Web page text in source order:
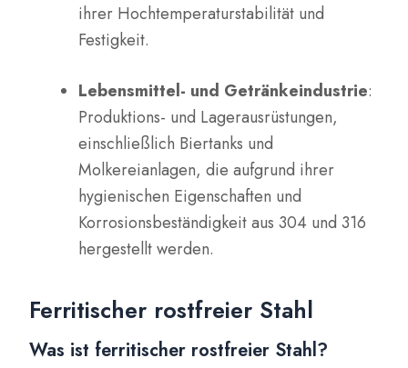
ihrer Hochtemperaturstabilität und
Festigkeit.
Lebensmittel- und Getränkeindustrie:
Produktions- und Lagerausrüstungen,
einschließlich Biertanks und
Molkereianlagen, die aufgrund ihrer
hygienischen Eigenschaften und
Korrosionsbeständigkeit aus 304 und 316
hergestellt werden.
Ferritischer rostfreier Stahl
Was ist ferritischer rostfreier Stahl?